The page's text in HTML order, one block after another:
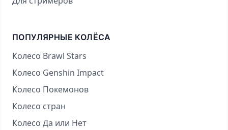
ПОПУЛЯРНЫЕ КОЛЁСА
Колесо Brawl Stars
Колесо Genshin Impact
Колесо Покемонов
Колесо стран
Колесо Да или Нет